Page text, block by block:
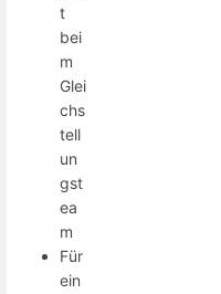
t
bei
m
Glei
chs
tell
un
gst
ea
m
Für
ein